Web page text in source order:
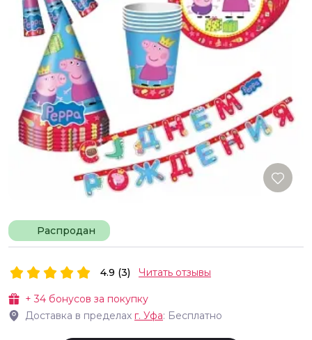
Распродан
+34 бонусов за покупку
Доставка в пределах г. Уфа: Бесплатно
4.9 (3) Читать отзывы